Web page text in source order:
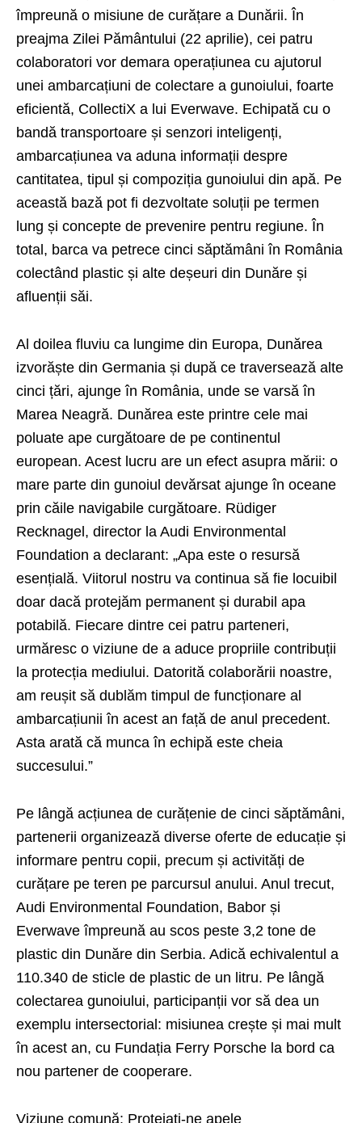
împreună o misiune de curățare a Dunării. În
preajma Zilei Pământului (22 aprilie), cei patru
colaboratori vor demara operațiunea cu ajutorul
unei ambarcațiuni de colectare a gunoiului, foarte
eficientă, CollectiX a lui Everwave. Echipată cu o
bandă transportoare și senzori inteligenți,
ambarcațiunea va aduna informații despre
cantitatea, tipul și compoziția gunoiului din apă. Pe
această bază pot fi dezvoltate soluții pe termen
lung și concepte de prevenire pentru regiune. În
total, barca va petrece cinci săptămâni în România
colectând plastic și alte deșeuri din Dunăre și
afluenții săi.
Al doilea fluviu ca lungime din Europa, Dunărea
izvorăște din Germania și după ce traversează alte
cinci țări, ajunge în România, unde se varsă în
Marea Neagră. Dunărea este printre cele mai
poluate ape curgătoare de pe continentul
european. Acest lucru are un efect asupra mării: o
mare parte din gunoiul devărsat ajunge în oceane
prin căile navigabile curgătoare. Rüdiger
Recknagel, director la Audi Environmental
Foundation a declarant: „Apa este o resursă
esențială. Viitorul nostru va continua să fie locuibil
doar dacă protejăm permanent și durabil apa
potabilă. Fiecare dintre cei patru parteneri,
urmăresc o viziune de a aduce propriile contribuții
la protecția mediului. Datorită colaborării noastre,
am reușit să dublăm timpul de funcționare al
ambarcațiunii în acest an față de anul precedent.
Asta arată că munca în echipă este cheia
succesului.”
Pe lângă acțiunea de curățenie de cinci săptămâni,
partenerii organizează diverse oferte de educație și
informare pentru copii, precum și activități de
curățare pe teren pe parcursul anului. Anul trecut,
Audi Environmental Foundation, Babor și
Everwave împreună au scos peste 3,2 tone de
plastic din Dunăre din Serbia. Adică echivalentul a
110.340 de sticle de plastic de un litru. Pe lângă
colectarea gunoiului, participanții vor să dea un
exemplu intersectorial: misiunea crește și mai mult
în acest an, cu Fundația Ferry Porsche la bord ca
nou partener de cooperare.
Viziune comună: Protejați-ne apele